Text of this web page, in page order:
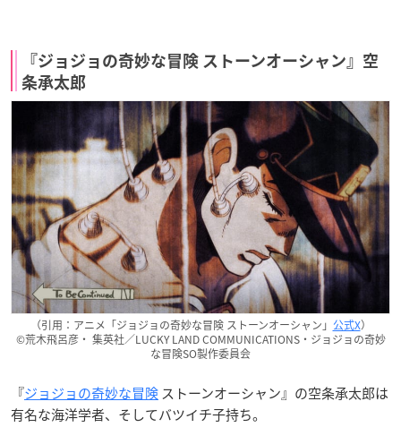
『ジョジョの奇妙な冒険 ストーンオーシャン』空
条承太郎
（引用：アニメ「ジョジョの奇妙な冒険 ストーンオーシャン」 公式X）
©荒木飛呂彦・ 集英社／LUCKY LAND COMMUNICATIONS・ジョジョの奇妙
な冒険SO製作委員会
『ジョジョの奇妙な冒険 ストーンオーシャン』の空条承太郎は
有名な海洋学者、そしてバツイチ子持ち。